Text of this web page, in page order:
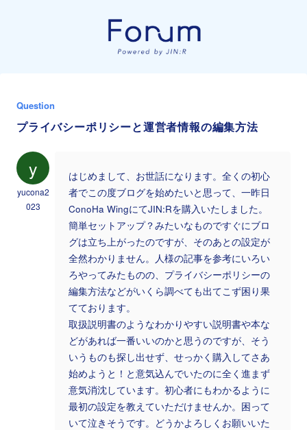
Question
プライバシーポリシーと運営者情報の編集方法
y
yucona2
023
はじめまして、お世話になります。全くの初心
者でこの度ブログを始めたいと思って、一昨日
ConoHa WingにてJIN:Rを購入いたしました。
簡単セットアップ？みたいなものですぐにブロ
グは立ち上がったのですが、そのあとの設定が
全然わかりません。人様の記事を参考にいろい
ろやってみたものの、プライバシーポリシーの
編集方法などがいくら調べても出てこず困り果
てております。
取扱説明書のようなわかりやすい説明書や本な
どがあれば一番いいのかと思うのですが、そう
いうものも探し出せず、せっかく購入してさあ
始めようと！と意気込んでいたのに全く進まず
意気消沈しています。初心者にもわかるように
最初の設定を教えていただけませんか。困って
いて泣きそうです。どうかよろしくお願いいた